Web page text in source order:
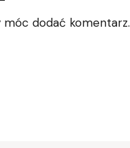
móc dodać komentarz.